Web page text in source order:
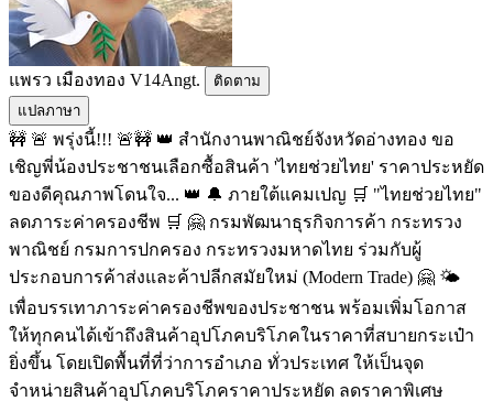
แพรว เมืองทอง V14Angt.
ติดตาม
แปลภาษา
🚧 🚨 พรุ่งนี้!!! 🚨🚧 👑 สำนักงานพาณิชย์จังหวัดอ่างทอง ขอ
เชิญพี่น้องประชาชนเลือกซื้อสินค้า 'ไทยช่วยไทย' ราคาประหยัด
ของดีคุณภาพโดนใจ... 👑 🔔 ภายใต้แคมเปญ 🛒 "ไทยช่วยไทย"
ลดภาระค่าครองชีพ 🛒 🤗 กรมพัฒนาธุรกิจการค้า กระทรวง
พาณิชย์ กรมการปกครอง กระทรวงมหาดไทย ร่วมกับผู้
ประกอบการค้าส่งและค้าปลีกสมัยใหม่ (Modern Trade) 🤗 🌤️
เพื่อบรรเทาภาระค่าครองชีพของประชาชน พร้อมเพิ่มโอกาส
ให้ทุกคนได้เข้าถึงสินค้าอุปโภคบริโภคในราคาที่สบายกระเป๋า
ยิ่งขึ้น โดยเปิดพื้นที่ที่ว่าการอำเภอ ทั่วประเทศ ให้เป็นจุด
จำหน่ายสินค้าอุปโภคบริโภคราคาประหยัด ลดราคาพิเศษ